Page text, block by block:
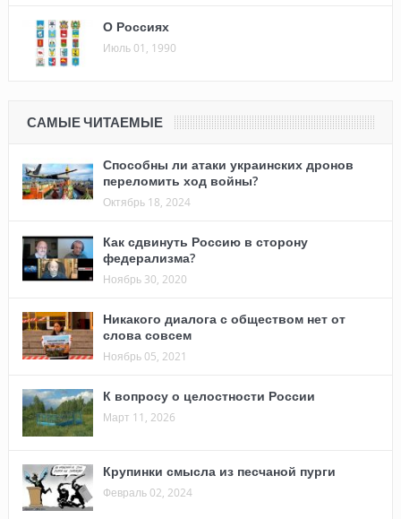
О Россиях
Июль 01, 1990
САМЫЕ ЧИТАЕМЫЕ
Способны ли атаки украинских дронов
переломить ход войны?
Октябрь 18, 2024
Как сдвинуть Россию в сторону
федерализма?
Ноябрь 30, 2020
Никакого диалога с обществом нет от
слова совсем
Ноябрь 05, 2021
К вопросу о целостности России
Март 11, 2026
Крупинки смысла из песчаной пурги
Февраль 02, 2024